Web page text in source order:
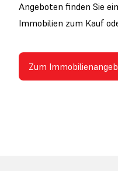
Angeboten finden Sie
Immobilien zum Kauf
Zum